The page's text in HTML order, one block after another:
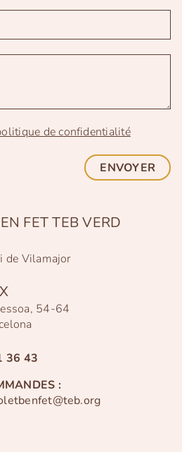
de confidentialité
ENVOYER
FET TEB VERD
de Vilamajor
54-64
36 43
: